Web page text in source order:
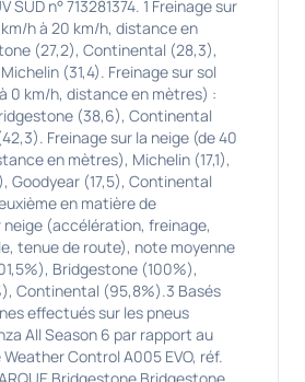
SÜD n° 713281374. 1 Freinage sur
h à 20 km/h, distance en
(27,2), Continental (28,3),
(31,4). Freinage sur sol
0 km/h, distance en mètres) :
(38,6), Continental
Freinage sur la neige (de 40
en mètres), Michelin (17,1),
Goodyear (17,5), Continental
en matière de
(accélération, freinage,
tenue de route), note moyenne
Bridgestone (100%),
Continental (95,8%).3 Basés
effectués sur les pneus
All Season 6 par rapport au
Control A005 EVO, réf.